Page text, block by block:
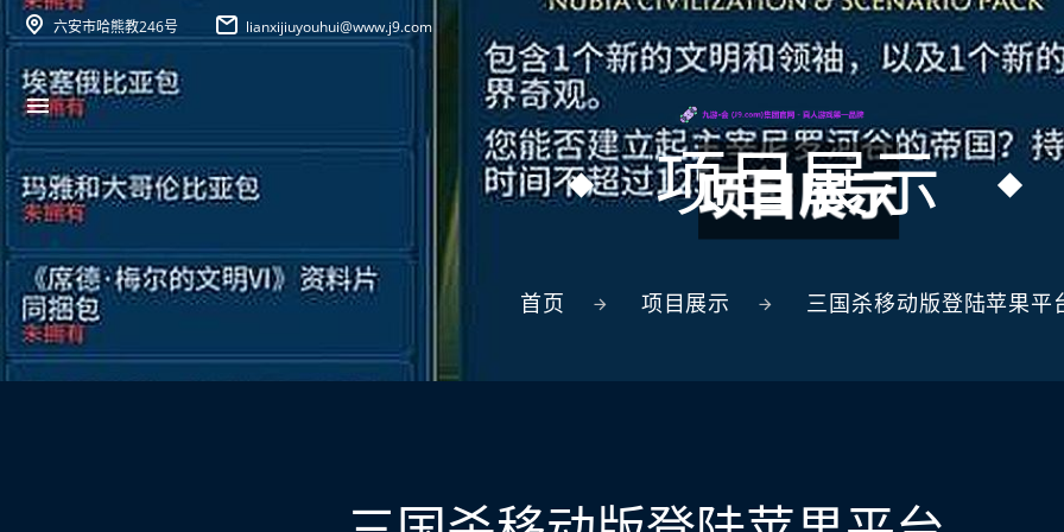
六安市哈熊教246号 lianxijiuyouhui@www.j9.com
项目展示
首页 项目展示 三国杀移动版登陆苹果平